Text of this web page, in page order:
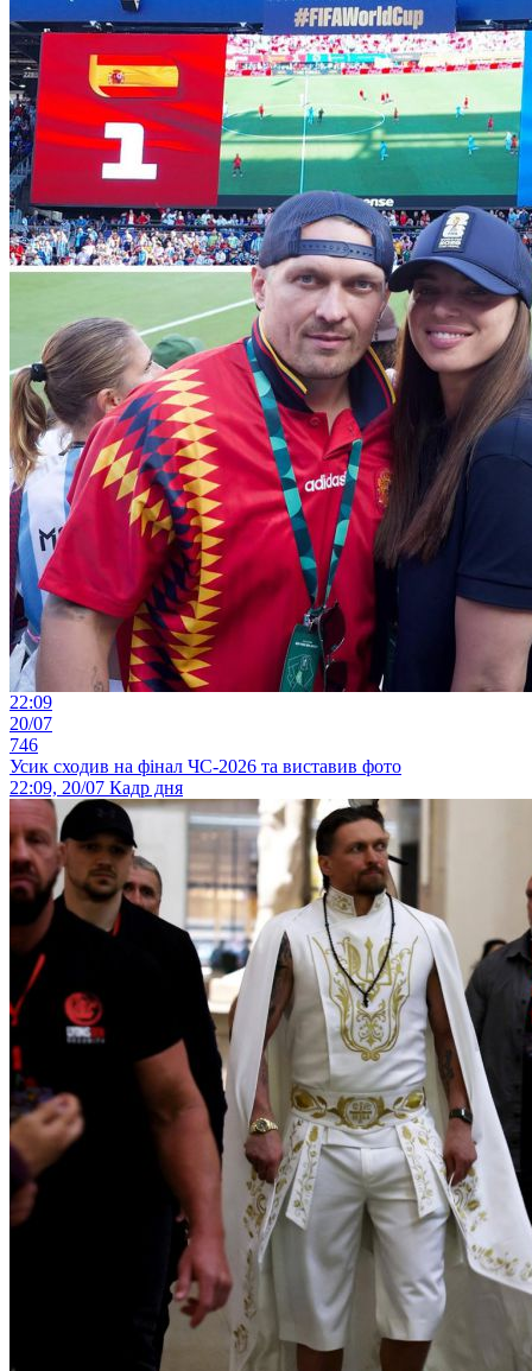
22:09
20/07
746
Усик сходив на фінал ЧС-2026 та виставив фото
22:09, 20/07 Кадр дня